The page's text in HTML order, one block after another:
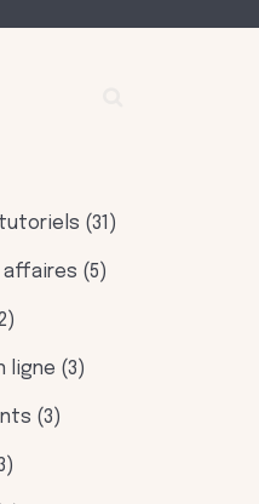
(31)
affaires (5)
ligne (3)
(3)